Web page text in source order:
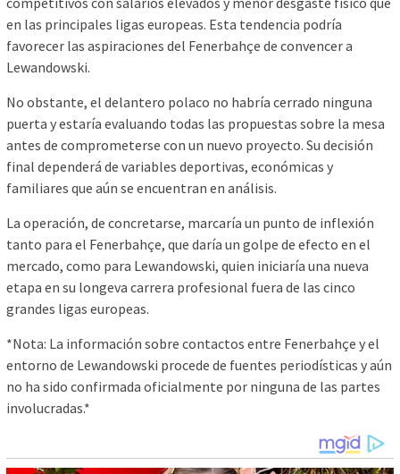
en las principales ligas europeas. Esta tendencia podría
favorecer las aspiraciones del Fenerbahçe de convencer a
Lewandowski.
No obstante, el delantero polaco no habría cerrado ninguna
puerta y estaría evaluando todas las propuestas sobre la mesa
antes de comprometerse con un nuevo proyecto. Su decisión
final dependerá de variables deportivas, económicas y
familiares que aún se encuentran en análisis.
La operación, de concretarse, marcaría un punto de inflexión
tanto para el Fenerbahçe, que daría un golpe de efecto en el
mercado, como para Lewandowski, quien iniciaría una nueva
etapa en su longeva carrera profesional fuera de las cinco
grandes ligas europeas.
*Nota: La información sobre contactos entre Fenerbahçe y el
entorno de Lewandowski procede de fuentes periodísticas y aún
no ha sido confirmada oficialmente por ninguna de las partes
involucradas.*